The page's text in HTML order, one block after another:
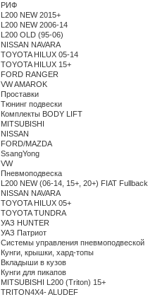
РИФ
L200 NEW 2015+
L200 NEW 2006-14
L200 OLD (95-06)
NISSAN NAVARA
TOYOTA HILUX 05-14
TOYOTA HILUX 15+
FORD RANGER
VW AMAROK
Проставки
Тюнинг подвески
Комплекты BODY LIFT
MITSUBISHI
NISSAN
FORD/MAZDA
SsangYong
VW
Пневмоподвеска
L200 NEW (06-14, 15+, 20+) FIAT Fullback
NISSAN NAVARA
TOYOTA HILUX 05+
TOYOTA TUNDRA
УАЗ HUNTER
УАЗ Патриот
Системы управления пневмоподвеской
Кунги, крышки, хард-топы
Вкладыши в кузов
Кунги для пикапов
MITSUBISHI L200 (Triton) 15+
TRITON4X4- ALUDEF